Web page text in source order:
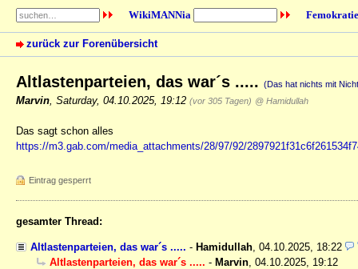
WikiMANNia
zurück zur Forenübersicht
Altlastenparteien, das war´s ..... (Das hat nichts mit
Marvin Saturday, 04.10.2025, 19:12 (vor 305 Tagen) @ Hamidullah
Das sagt schon alles
https://m3.gab.com/media_attachments/28/97/92/
Eintrag gesperrt
gesamter Thread:
Altlastenparteien, das war´s ..... - Hamidullah 04.10.2025, 18:22
Altlastenparteien, das war´s ..... - Marvin 04.10.2025, 19:12